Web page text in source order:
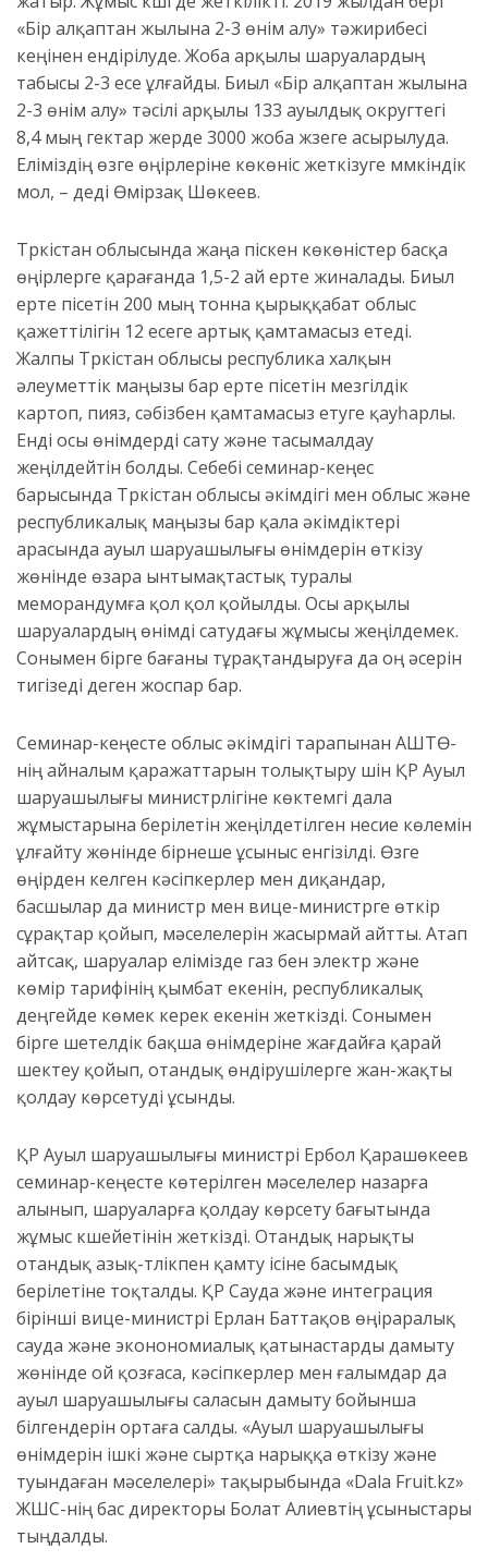
«Бір алқаптан жылына 2-3 өнім алу» тәжирибесі
кеңінен ендірілуде. Жоба арқылы шаруалардың
табысы 2-3 есе ұлғайды. Биыл «Бір алқаптан жылына
2-3 өнім алу» тәсілі арқылы 133 ауылдық округтегі
8,4 мың гектар жерде 3000 жоба жүзеге асырылуда.
Еліміздің өзге өңірлеріне көкөніс жеткізуге мүмкіндік
мол, – деді Өмірзақ Шөкеев.
Түркістан облысында жаңа піскен көкөністер басқа
өңірлерге қарағанда 1,5-2 ай ерте жиналады. Биыл
ерте пісетін 200 мың тонна қырыққабат облыс
қажеттілігін 12 есеге артық қамтамасыз етеді.
Жалпы Түркістан облысы республика халқын
әлеуметтік маңызы бар ерте пісетін мезгілдік
картоп, пияз, сәбізбен қамтамасыз етуге қауһарлы.
Енді осы өнімдерді сату және тасымалдау
жеңілдейтін болды. Себебі семинар-кеңес
барысында Түркістан облысы әкімдігі мен облыс және
республикалық маңызы бар қала әкімдіктері
арасында ауыл шаруашылығы өнімдерін өткізу
жөнінде өзара ынтымақтастық туралы
меморандумға қол қол қойылды. Осы арқылы
шаруалардың өнімді сатудағы жұмысы жеңілдемек.
Сонымен бірге бағаны тұрақтандыруға да оң әсерін
тигізеді деген жоспар бар.
Семинар-кеңесте облыс әкімдігі тарапынан АШТӨ-
нің айналым қаражаттарын толықтыру үшін ҚР Ауыл
шаруашылығы министрлігіне көктемгі дала
жұмыстарына берілетін жеңілдетілген несие көлемін
ұлғайту жөнінде бірнеше ұсыныс енгізілді. Өзге
өңірден келген кәсіпкерлер мен диқандар,
басшылар да министр мен вице-министрге өткір
сұрақтар қойып, мәселелерін жасырмай айтты. Атап
айтсақ, шаруалар елімізде газ бен электр және
көмір тарифінің қымбат екенін, республикалық
деңгейде көмек керек екенін жеткізді. Сонымен
бірге шетелдік бақша өнімдеріне жағдайға қарай
шектеу қойып, отандық өндірушілерге жан-жақты
қолдау көрсетуді ұсынды.
ҚР Ауыл шаруашылығы министрі Ербол Қарашөкеев
семинар-кеңесте көтерілген мәселелер назарға
алынып, шаруаларға қолдау көрсету бағытында
жұмыс күшейетінін жеткізді. Отандық нарықты
отандық азық-түлікпен қамту ісіне басымдық
берілетіне тоқталды. ҚР Сауда және интеграция
бірінші вице-министрі Ерлан Баттақов өңіраралық
сауда және эконономиалық қатынастарды дамыту
жөнінде ой қозғаса, кәсіпкерлер мен ғалымдар да
ауыл шаруашылығы саласын дамыту бойынша
білгендерін ортаға салды. «Ауыл шаруашылығы
өнімдерін ішкі және сыртқа нарыққа өткізу және
туындаған мәселелері» тақырыбында «Dala Fruit.kz»
ЖШС-нің бас директоры Болат Алиевтің ұсыныстары
тыңдалды.